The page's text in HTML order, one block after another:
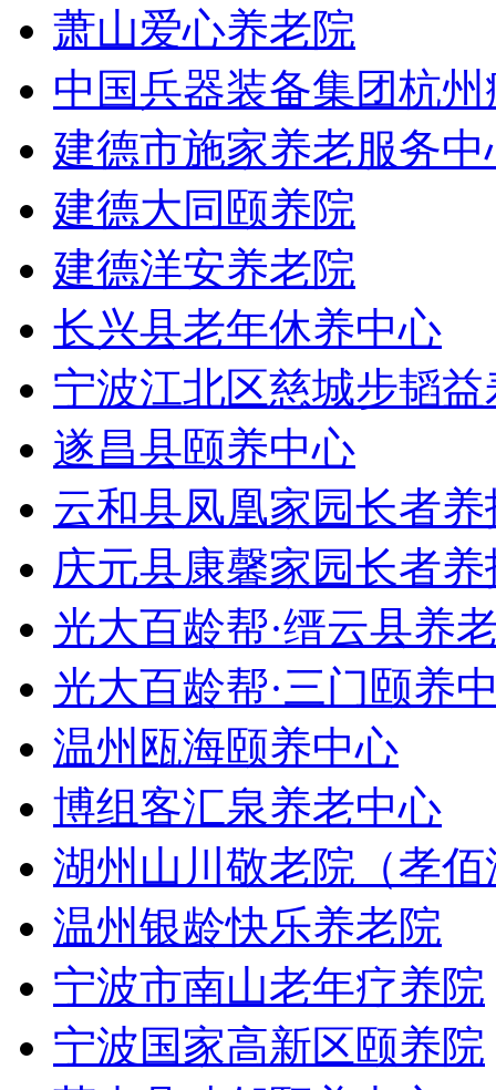
萧山爱心养老院
中国兵器装备集团杭
建德市施家养老服务中
建德大同颐养院
建德洋安养老院
长兴县老年休养中心
宁波江北区慈城步韬益
遂昌县颐养中心
云和县凤凰家园长者
庆元县康馨家园长者
光大百龄帮·缙云县养
光大百龄帮·三门颐养
温州瓯海颐养中心
博组客汇泉养老中心
湖州山川敬老院（孝
温州银龄快乐养老院
宁波市南山老年疗养院
宁波国家高新区颐养院